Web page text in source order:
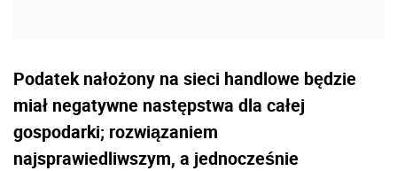
Podatek nałożony na sieci handlowe będzie
miał negatywne następstwa dla całej
gospodarki; rozwiązaniem
najsprawiedliwszym, a jednocześnie